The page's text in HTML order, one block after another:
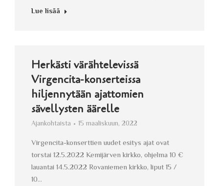
Lue lisää
Herkästi värähtelevissä
Virgencita-konserteissa
hiljennytään ajattomien
sävellysten äärelle
Ajankohtaista 15 maaliskuun, 2022
Virgencita-konserttien uudet esitys ajat ovat
torstai 12.5.2022 Kemijärven kirkko, ohjelma 10 €
lauantai 14.5.2022 Rovaniemen kirkko, liput 15 /
10…